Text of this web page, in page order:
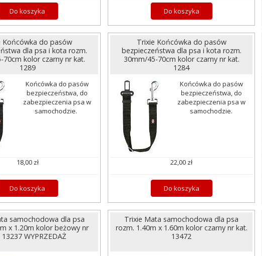
Do koszyka Do koszyka
Końcówka do pasów
dla psa i kota rozm.
70cm kolor czarny nr kat.
1289
Końcówka do pasów
bezpieczeństwa, do
zabezpieczenia psa w
samochodzie.
18,00 zł
Do koszyka
Trixie Końcówka do pasów
bezpieczeństwa dla psa i kota rozm.
30mm/45-70cm kolor czarny nr kat.
1284
Końcówka do pasów
bezpieczeństwa, do
zabezpieczenia psa w
samochodzie.
22,00 zł
Do koszyka
samochodowa dla psa
x 1.20m kolor beżowy nr
WYPRZEDAŻ
Trixie Mata samochodowa dla psa
rozm. 1.40m x 1.60m kolor czarny nr kat.
13472